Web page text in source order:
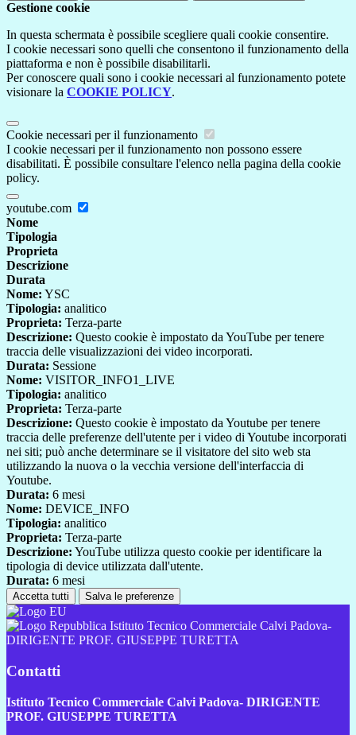
Gestione cookie
In questa schermata è possibile scegliere quali cookie consentire.
I cookie necessari sono quelli che consentono il funzionamento della
piattaforma e non è possibile disabilitarli.
Per conoscere quali sono i cookie necessari al funzionamento potete
visionare la COOKIE POLICY.
Cookie necessari per il funzionamento
I cookie necessari per il funzionamento non possono essere
disabilitati. È possibile consultare l'elenco nella pagina della cookie
policy.
youtube.com
Nome
Tipologia
Proprieta
Descrizione
Durata
Nome: YSC
Tipologia: analitico
Proprieta: Terza-parte
Descrizione: Questo cookie è impostato da YouTube per tenere
traccia delle visualizzazioni dei video incorporati.
Durata: Sessione
Nome: VISITOR_INFO1_LIVE
Tipologia: analitico
Proprieta: Terza-parte
Descrizione: Questo cookie è impostato da Youtube per tenere
traccia delle preferenze dell'utente per i video di Youtube incorporati
nei siti; può anche determinare se il visitatore del sito web sta
utilizzando la nuova o la vecchia versione dell'interfaccia di
Youtube.
Durata: 6 mesi
Nome: DEVICE_INFO
Tipologia: analitico
Proprieta: Terza-parte
Descrizione: YouTube utilizza questo cookie per identificare la
tipologia di device utilizzata dall'utente.
Durata: 6 mesi
Accetta tutti Salva le preferenze
Istituto Tecnico Commerciale Calvi Padova-
DIRIGENTE PROF. GIUSEPPE TURETTA
Contatti
Istituto Tecnico Commerciale Calvi Padova- DIRIGENTE
PROF. GIUSEPPE TURETTA